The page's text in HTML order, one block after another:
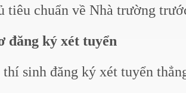
tiêu chuẩn về Nhà trường
đăng ký xét tuyển
sinh đăng ký xét tuyển